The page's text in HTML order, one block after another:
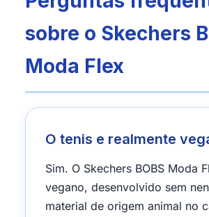
sobre o Skechers
Moda Flex
O tenis e realmente
Sim. O Skechers BOBS Moda
vegano, desenvolvido sem
material de origem animal no